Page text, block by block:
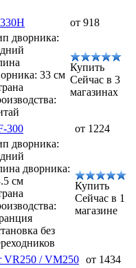
от 918
дворника:
33 см
Купить
Сейчас в 3
магазинах
300
от 1224
дворника:
дворника:
см
без
Купить
Сейчас в 1
магазине
VR250 / VM250 от 1434